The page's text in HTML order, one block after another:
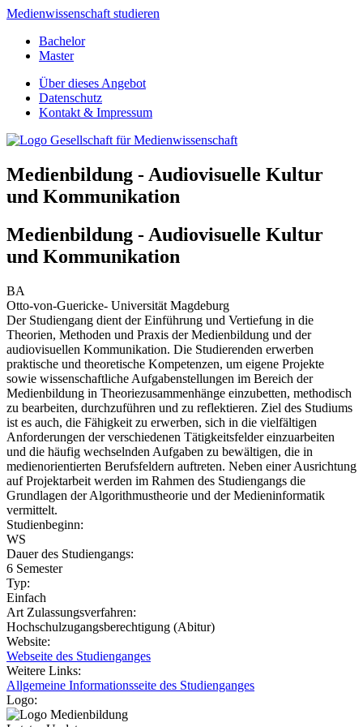
Medienwissenschaft studieren
Bachelor
Master
Über dieses Angebot
Datenschutz
Kontakt & Impressum
Medienbildung - Audiovisuelle Kultur
und Kommunikation
Medienbildung - Audiovisuelle Kultur
und Kommunikation
BA
Otto-von-Guericke- Universität Magdeburg
Der Studiengang dient der Einführung und Vertiefung in die
Theorien, Methoden und Praxis der Medienbildung und der
audiovisuellen Kommunikation. Die Studierenden erwerben
praktische und theoretische Kompetenzen, um eigene Projekte
sowie wissenschaftliche Aufgabenstellungen im Bereich der
Medienbildung in Theoriezusammenhänge einzubetten, methodisch
zu bearbeiten, durchzuführen und zu reflektieren. Ziel des Studiums
ist es auch, die Fähigkeit zu erwerben, sich in die vielfältigen
Anforderungen der verschiedenen Tätigkeitsfelder einzuarbeiten
und die häufig wechselnden Aufgaben zu bewältigen, die in
medienorientierten Berufsfeldern auftreten. Neben einer Ausrichtung
auf Projektarbeit werden im Rahmen des Studiengangs die
Grundlagen der Algorithmustheorie und der Medieninformatik
vermittelt.
Studienbeginn:
WS
Dauer des Studiengangs:
6 Semester
Typ:
Einfach
Art Zulassungsverfahren:
Hochschulzugangsberechtigung (Abitur)
Website:
Webseite des Studienganges
Weitere Links:
Allgemeine Informationsseite des Studienganges
Logo: